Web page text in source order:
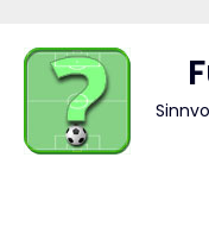
content